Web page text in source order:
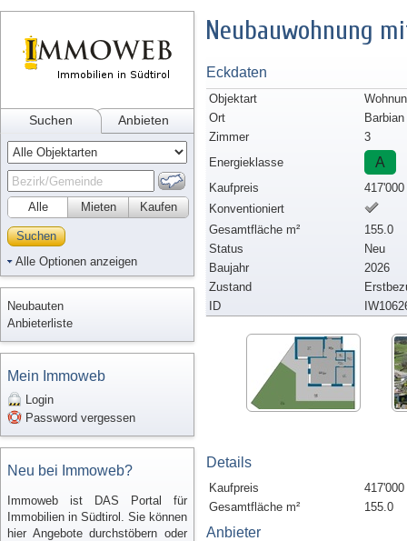
Suchen Anbieten
Alle Kaufen
Mieten
Suchen
Alle Optionen anzeigen
Neubauten
Anbieterliste
Mein Immoweb
Login
Password vergessen
Neu bei Immoweb?
Immoweb ist DAS Portal für
Immobilien in Südtirol. Sie können
hier Angebote durchstöbern oder
Neubauwohnung
Eckdaten
Objektart
Ort
Barbian
Zimmer
3
Energieklasse
A
Kaufpreis
417'000
Konventioniert
Gesamtfläche m²
155.0
Status
Neu
Baujahr
2026
Zustand
ID
Details
Kaufpreis
417'000
Gesamtfläche m²
155.0
Anbieter